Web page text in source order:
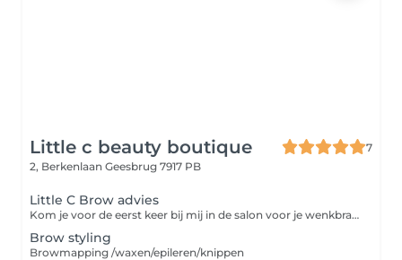
Little c beauty boutique
7
2, Berkenlaan Geesbrug 7917 PB
Little C Brow advies
Kom je voor de eerst keer bij mij in de salon voor je wenkbrauwen? Wij bespreken samen jouw wensen en kijken welke brow behandeling het beste bij jou past. Na de intake start ik met browmapping dit zorgt ervoor om de perfecte vorm van wenkbrauwen te bepalen. Gevolgd door Waxen/epileren en het kleuren van je wenkbrauwen.
Brow styling
Browmapping /waxen/epileren/knippen